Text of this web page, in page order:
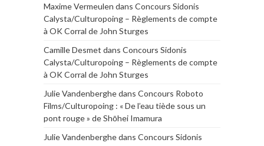
Maxime Vermeulen dans Concours Sidonis
Calysta/Culturopoing – Règlements de compte
à OK Corral de John Sturges
Camille Desmet dans Concours Sidonis
Calysta/Culturopoing – Règlements de compte
à OK Corral de John Sturges
Julie Vandenberghedans Concours Roboto
Films/Culturopoing : « De l’eau tiède sous un
pont rouge » de Shōhei Imamura
Julie Vandenberghedans Concours Sidonis